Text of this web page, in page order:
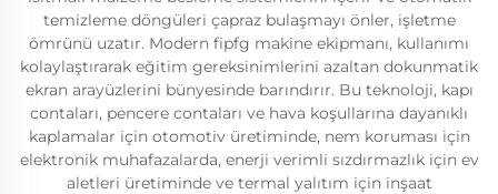
temizleme döngüleri çapraz bulaşmayı önler, işletme
ömrünü uzatır. Modern fipfg makine ekipmanı, kullanımı
kolaylaştırarak eğitim gereksinimlerini azaltan dokunmatik
ekran arayüzlerini bünyesinde barındırır. Bu teknoloji, kapı
contaları, pencere contaları ve hava koşullarına dayanıklı
kaplamalar için otomotiv üretiminde, nem koruması için
elektronik muhafazalarda, enerji verimli sızdırmazlık için ev
aletleri üretiminde ve termal yalıtım için inşaat